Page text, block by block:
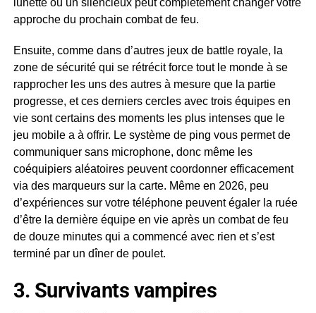
lunette ou un silencieux peut complètement changer votre
approche du prochain combat de feu.
Ensuite, comme dans d’autres jeux de battle royale, la
zone de sécurité qui se rétrécit force tout le monde à se
rapprocher les uns des autres à mesure que la partie
progresse, et ces derniers cercles avec trois équipes en
vie sont certains des moments les plus intenses que le
jeu mobile a à offrir. Le système de ping vous permet de
communiquer sans microphone, donc même les
coéquipiers aléatoires peuvent coordonner efficacement
via des marqueurs sur la carte. Même en 2026, peu
d’expériences sur votre téléphone peuvent égaler la ruée
d’être la dernière équipe en vie après un combat de feu
de douze minutes qui a commencé avec rien et s’est
terminé par un dîner de poulet.
3. Survivants vampires